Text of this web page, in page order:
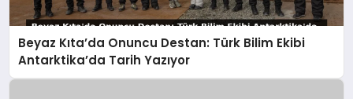
Beyaz Kıta’da Onuncu Destan: Türk Bilim Ekibi
Antarktika’da Tarih Yazıyor